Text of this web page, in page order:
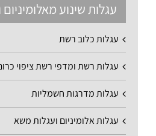
עגלות שינוע
עגלות כלוב רשת
עגלות רשת ומדפי רשת ציפוי
עגלות מדרגות חשמליות
עגלות אלומיניום ועגלות משא